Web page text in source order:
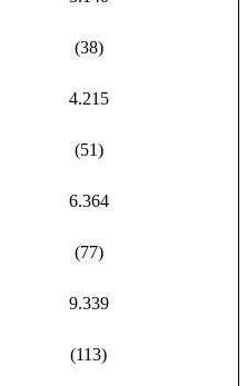
(38)
4.215
(51)
6.364
(77)
9.339
(113)